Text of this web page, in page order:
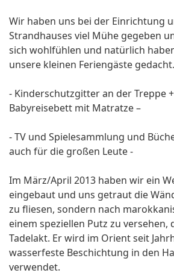
Wir haben uns bei der Einrichtung
Strandhauses viel Mühe gegeben
sich wohlfühlen und natürlich
unsere kleinen Feriengäste gedacht.
- Kinderschutzgitter an der Treppe
Babyreisebett mit Matratze –
- TV und Spielesammlung und
auch für die großen Leute -
Im März/April 2013 haben wir ein
eingebaut und uns getraut die
zu fliesen, sondern nach
einem speziellen Putz zu versehen,
Tadelakt. Er wird im Orient seit
wasserfeste Beschichtung in den
verwendet.